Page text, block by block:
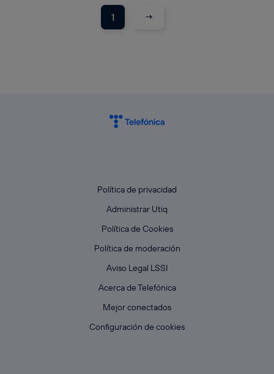
1 →
Política de privacidad
Administrar Utiq
Política de Cookies
Política de moderación
Aviso Legal LSSI
Acerca de Telefónica
Mejor conectados
Configuración de cookies